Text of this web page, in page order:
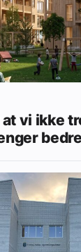
vi ikke